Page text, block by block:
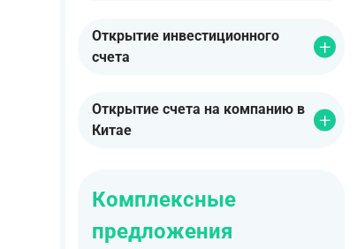
Открытие инвестиционного
счета
Открытие счета на компанию в
Китае
Комплексные
предложения